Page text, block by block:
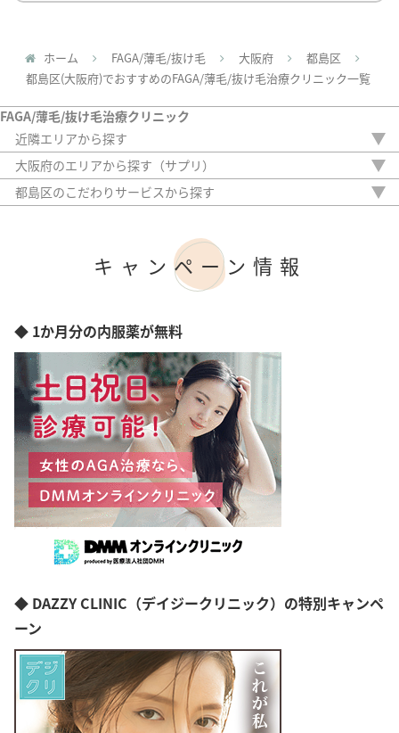
ホーム FAGA/薄毛/抜け毛 大阪府
都島区
都島区(大阪府)でおすすめのFAGA/薄毛/抜け毛治療クリニック一覧
FAGA/薄毛/抜け毛治療クリニック
近隣エリアから探す
三重県
滋賀県
京都府
大阪府のエリアから探す（サプリ）
大阪市
都島区
都島区のこだわりサービスから探す
オンライン診療
キャンペーン情報
◆ 1か月分の内服薬が無料
◆ DAZZY CLINIC（デイジークリニック）の特別キャンペ
ーン